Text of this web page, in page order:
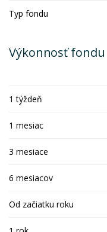
Typ fondu
Výkonnosť fondu
1 týždeň
1 mesiac
3 mesiace
6 mesiacov
Od začiatku roku